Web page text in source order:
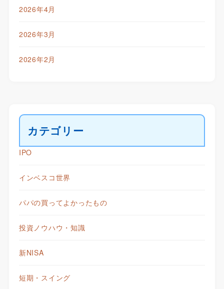
2026年4月
2026年3月
2026年2月
カテゴリー
IPO
インベスコ世界
パパの買ってよかったもの
投資ノウハウ・知識
新NISA
短期・スイング